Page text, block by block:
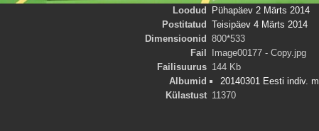
Loodud
Pühapäev 2 Märts 2014
Postitatud Teisipäev 4 Märts 2014
Dimensioonid 800*533
Fail
Image00177 - Copy.jpg
Failisuurus 144 Kb
Albumid
20140301 Eesti indiv.
Külastust 11370